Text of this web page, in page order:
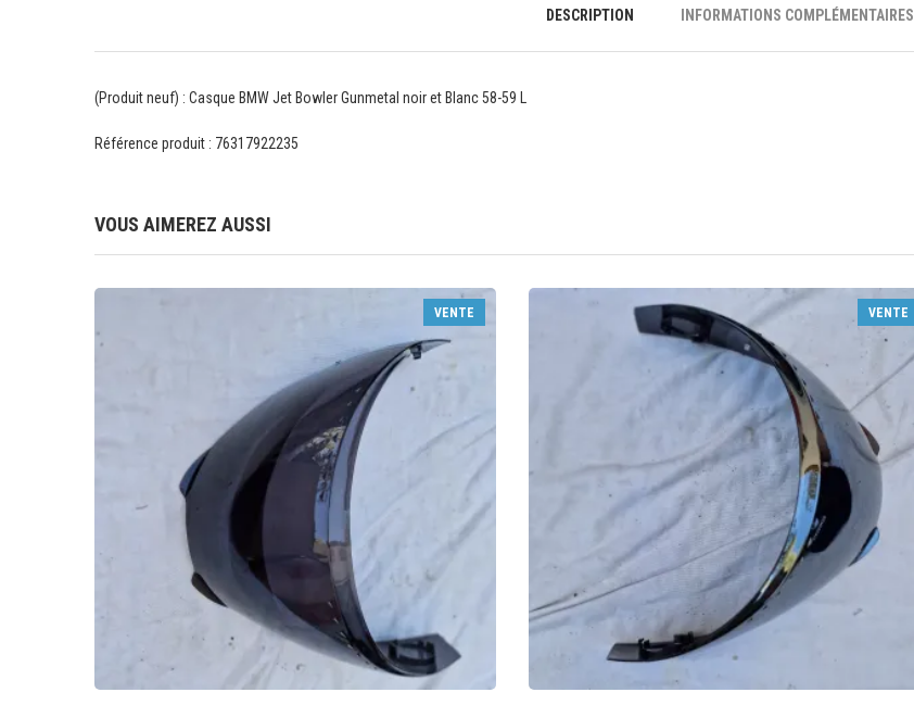
DESCRIPTION INFORMATIONS COMPLÉMENTAIRES
(Produit neuf) : Casque BMW Jet Bowler Gunmetal noir et Blanc 58-59 L
Référence produit : 76317922235
VOUS AIMEREZ AUSSI
VENTE VENTE